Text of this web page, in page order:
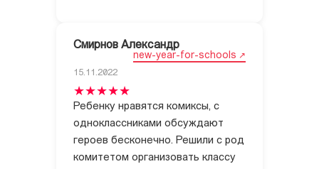
Смирнов Александр
new-year-for-schools
15.11.2022
Ребенку нравятся комиксы, с
одноклассниками обсуждают
героев бесконечно. Решили с род
комитетом организовать классу